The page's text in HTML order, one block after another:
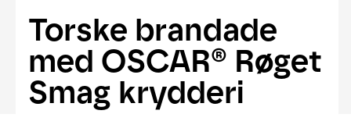
Torske brandade
med OSCAR® Røget
Smag krydderi